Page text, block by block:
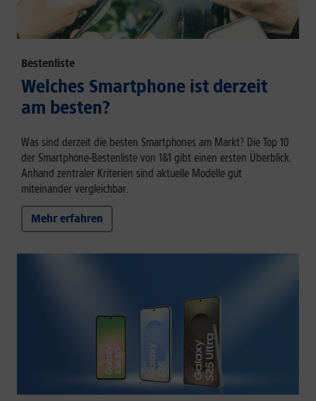
Bestenliste
Welches Smartphone ist derzeit
am besten?
Was sind derzeit die besten Smartphones am Markt? Die Top 10
der Smartphone-Bestenliste von 1&1 gibt einen ersten Überblick.
Anhand zentraler Kriterien sind aktuelle Modelle gut
miteinander vergleichbar.
Mehr erfahren